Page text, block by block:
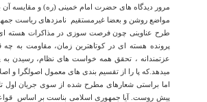
مرور دیدگاه های حضرت امام خمینی (ره) و مقایسه آن
مواضع روشن و بعضا غیرمستقیم
نامزدهای ریاست
طرح عناوینی چون فرصت سوزی در مذاکرات هسته ای
پرونده هسته ای در کوتاهترین زمان، مقاومت به چه
عزتمندانه ، تحقق همه خواست های نظام، رسیدن
میدهد.که پا را از تقسیم بندی های معمول اصولگرا و
اما براستی شعارهای مطرح شده از سوی جریان اول
پیش روست. آیا جمهوری اسلامی بناست بر اساس